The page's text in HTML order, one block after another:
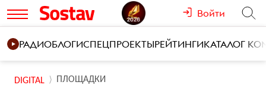
Войти
РАДИОБЛОГИСПЕЦПРОЕКТЫРЕЙТИНГИКАТАЛОГ
DIGITAL ПЛОЩАДКИ